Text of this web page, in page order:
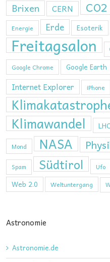
Brixen CERN CO2
Energie
Erde Esoterik
Freitagsalon
Google Chrome Google Earth
Internet Explorer iPhone
Klimawandel
Mond NASA
Spam Südtirol Ufo
Web 2.0 Weltuntergang
Astronomie
Astronomie.de